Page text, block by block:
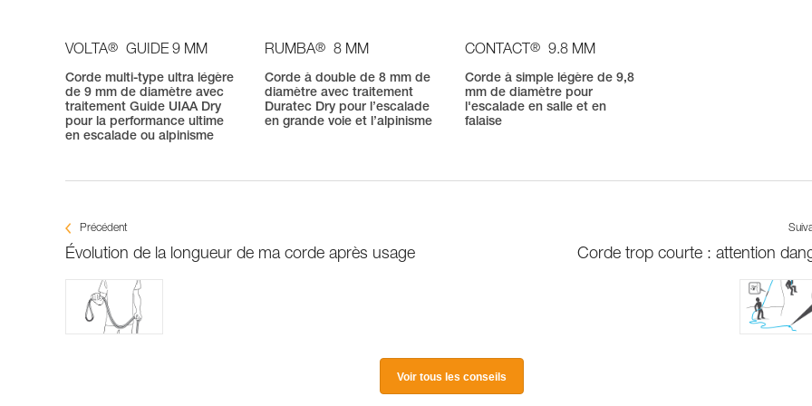
VOLTA® GUIDE 9 MM
Corde multi-type ultra légère
de 9 mm de diamètre avec
traitement Guide UIAA Dry
pour la performance ultime
en escalade ou alpinisme
RUMBA® 8 MM
Corde à double de 8 mm de
diamètre avec traitement
Duratec Dry pour l’escalade
en grande voie et l’alpinisme
CONTACT ® 9.8 MM
Corde à simple légère de 9,8
mm de diamètre pour
l'escalade en salle et en
falaise
Précédent
Évolution de la longueur de ma corde après usage Corde trop courte : attention
Voir tous les conseils